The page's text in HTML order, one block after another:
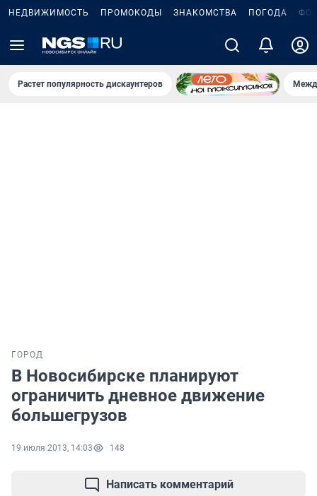
НЕДВИЖИМОСТЬ ПРОМОКОДЫ ЗНАКОМСТВА ПОГОДА
Растет популярность дискаунтеров
ГОРОД
В Новосибирске планируют
ограничить дневное движение
большегрузов
19 июля 2013, 14:03 148
Написать комментарий